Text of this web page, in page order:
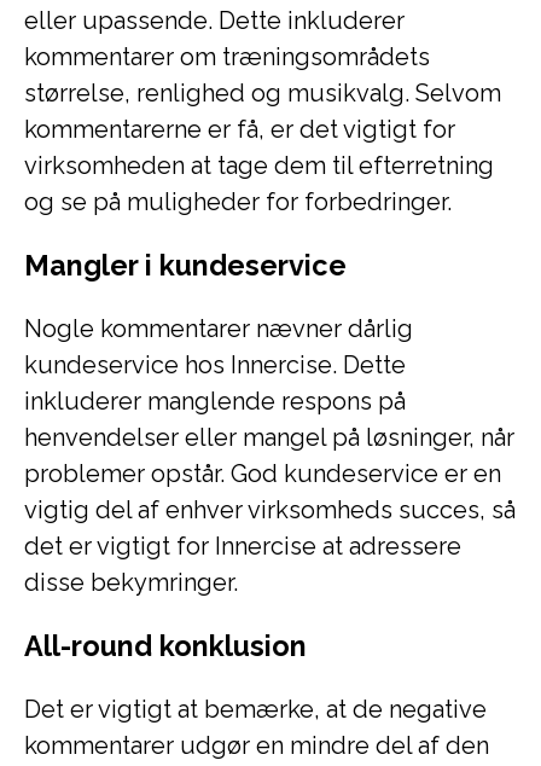
eller upassende. Dette inkluderer
kommentarer om træningsområdets
størrelse, renlighed og musikvalg. Selvom
kommentarerne er få, er det vigtigt for
virksomheden at tage dem til efterretning
og se på muligheder for forbedringer.
Mangler i kundeservice
Nogle kommentarer nævner dårlig
kundeservice hos Innercise. Dette
inkluderer manglende respons på
henvendelser eller mangel på løsninger, når
problemer opstår. God kundeservice er en
vigtig del af enhver virksomheds succes, så
det er vigtigt for Innercise at adressere
disse bekymringer.
All-round konklusion
Det er vigtigt at bemærke, at de negative
kommentarer udgør en mindre del af den